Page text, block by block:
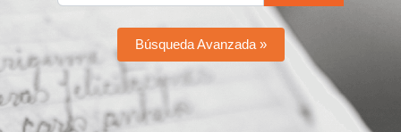
Búsqueda Avanzada »